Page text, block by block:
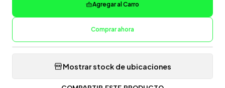
Agregar al Carro
Comprar ahora
Mostrar stock de ubicaciones